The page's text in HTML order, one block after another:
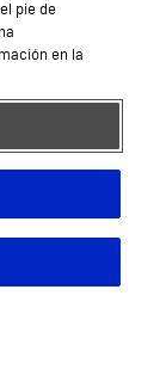
pie de
en la